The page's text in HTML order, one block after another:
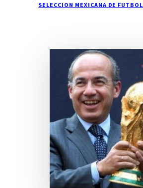
SELECCION MEXICANA DE FUTBOL